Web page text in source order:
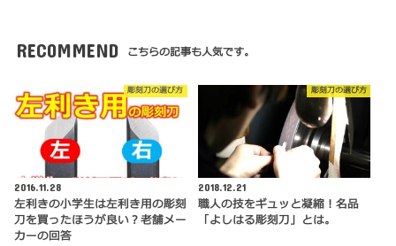
RECOMMEND こちらの記事も人気です。
彫刻刀の選び方
2016.11.28
左利きの小学生は左利き用の彫刻
刀を買ったほうが良い？老舗メー
カーの回答
彫刻刀の選び方
2018.12.21
職人の技をギュッと凝縮！名品
「よしはる彫刻刀」とは。